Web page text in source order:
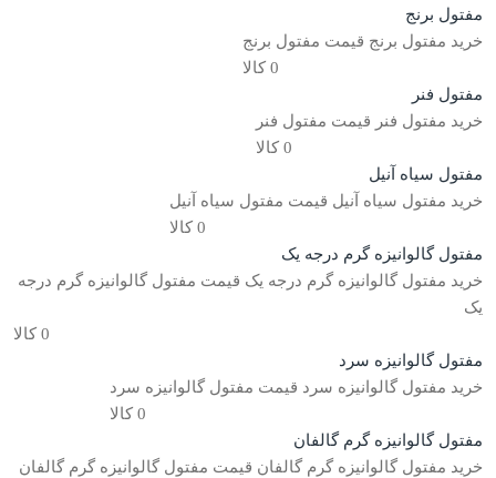
مفتول برنج
خرید مفتول برنج قیمت مفتول برنج
0 کالا
مفتول فنر
خرید مفتول فنر قیمت مفتول فنر
0 کالا
مفتول سیاه آنیل
خرید مفتول سیاه آنیل قیمت مفتول سیاه آنیل
0 کالا
مفتول گالوانیزه گرم درجه یک
خرید مفتول گالوانیزه گرم درجه یک قیمت مفتول گالوانیزه گرم درجه
یک
0 کالا
مفتول گالوانیزه سرد
خرید مفتول گالوانیزه سرد قیمت مفتول گالوانیزه سرد
0 کالا
مفتول گالوانیزه گرم گالفان
خرید مفتول گالوانیزه گرم گالفان قیمت مفتول گالوانیزه گرم گالفان